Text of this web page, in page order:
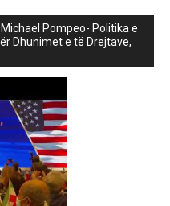
Pompeo- Politika e
Dhunimet e të Drejtave,